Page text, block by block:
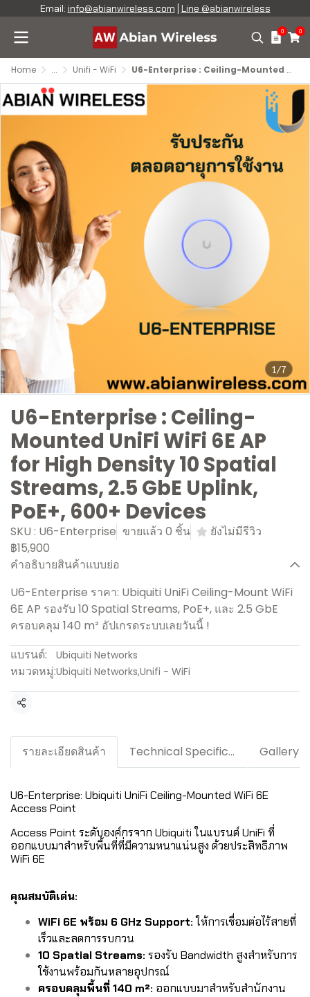
Email: info@abianwireless.com Line @abianwireless
0 0
Home ... Unifi - WiFi U6-Enterprise : Ceiling-Mounted UniFi WiFi 6E AP for High Density 10 Spatial Streams, 2.5 GbE Uplink, PoE+, 600+ Devices
1/7
U6-Enterprise : Ceiling-
Mounted UniFi WiFi 6E AP
for High Density 10 Spatial
Streams, 2.5 GbE Uplink,
PoE+, 600+ Devices
SKU : U6-Enterprise ขายแล้ว 0 ชิ้น
ยังไม่มีรีวิว
฿15,900
คำอธิบายสินค้าแบบย่อ
U6-Enterprise ราคา: Ubiquiti UniFi Ceiling-Mount WiFi
6E AP รองรับ 10 Spatial Streams, PoE+, และ 2.5 GbE
ครอบคลุม 140 m² อัปเกรดระบบเลยวันนี้ !
แบรนด์:
Ubiquiti Networks
หมวดหมู่:Ubiquiti Networks,Unifi - WiFi
แชร์
รายละเอียดสินค้า Technical Specification / Downloads Gallery
U6-Enterprise: Ubiquiti UniFi Ceiling-Mounted WiFi 6E
Access Point
Access Point ระดับองค์กรจาก Ubiquiti ในแบรนด์ UniFi ที่
ออกแบบมาสำหรับพื้นที่ที่มีความหนาแน่นสูง ด้วยประสิทธิภาพ
WiFi 6E
คุณสมบัติเด่น:
WiFi 6E พร้อม 6 GHz Support:ให้การเชื่อมต่อไร้สายที่
เร็วและลดการรบกวน
10 Spatial Streams: รองรับ Bandwidth สูงสำหรับการ
ใช้งานพร้อมกันหลายอุปกรณ์
ครอบคลุมพื้นที่ 140 m²: ออกแบบมาสำหรับสำนักงาน